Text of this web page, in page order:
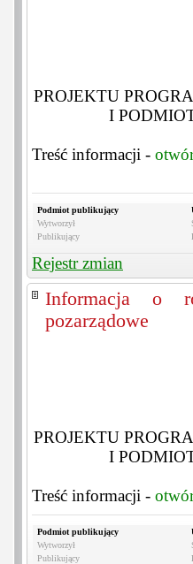
PROJEKTU
I
Treść informacji -
Podmiot publikujący
Wytworzył
Publikujący
Rejestr zmian
Informacja o
pozarządowe
PROJEKTU
I
Treść informacji -
Podmiot publikujący
Wytworzył
Publikujący